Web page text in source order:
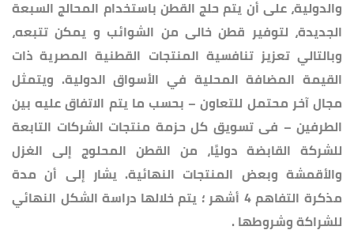
والدولية، على أن يتم حلج القطن باستخدام المحالج السبعة
الجديدة، لتوفير قطن خالى من الشوائب و يمكن تتبعه،
وبالتالي تعزيز تنافسية المنتجات القطنية المصرية ذات
القيمة المضافة المحلية في الأسواق الدولية. ويتمثل
مجال آخر محتمل للتعاون – بحسب ما يتم الاتفاق عليه بين
الطرفين – فى تسويق كل حزمة منتجات الشركات التابعة
للشركة القابضة دوليًا، من القطن المحلوج إلى الغزل
والأقمشة وبعض المنتجات النهائية. يشار إلى أن مدة
مذكرة التفاهم 4 أشهر ؛ يتم خلالها دراسة الشكل النهائي
للشراكة وشروطها .